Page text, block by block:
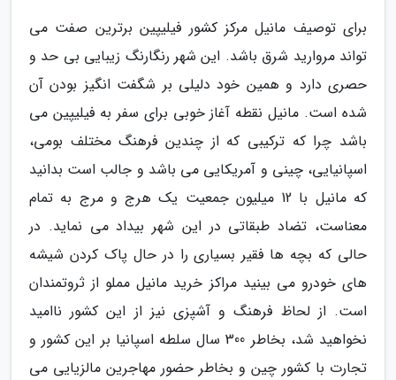
برای توصیف مانیل مرکز کشور فیلیپین برترین صفت می
تواند مروارید شرق باشد. این شهر رنگارنگ زیبایی بی حد و
حصری دارد و همین خود دلیلی بر شگفت انگیز بودن آن
شده است. مانیل نقطه آغاز خوبی برای سفر به فیلیپین می
باشد چرا که ترکیبی که از چندین فرهنگ مختلف بومی،
اسپانیایی، چینی و آمریکایی می باشد و جالب است بدانید
که مانیل با 12 میلیون جمعیت یک هرج و مرج به تمام
معناست، تضاد طبقاتی در این شهر بیداد می نماید. در
حالی که بچه ها فقیر بسیاری را در حال پاک کردن شیشه
های خودرو می بینید مراکز خرید مانیل مملو از ثروتمندان
است. از لحاظ فرهنگ و آشپزی نیز از این کشور ناامید
نخواهید شد، بخاطر 300 سال سلطه اسپانیا بر این کشور و
تجارت با کشور چین و بخاطر حضور مهاجرین مالزیایی می